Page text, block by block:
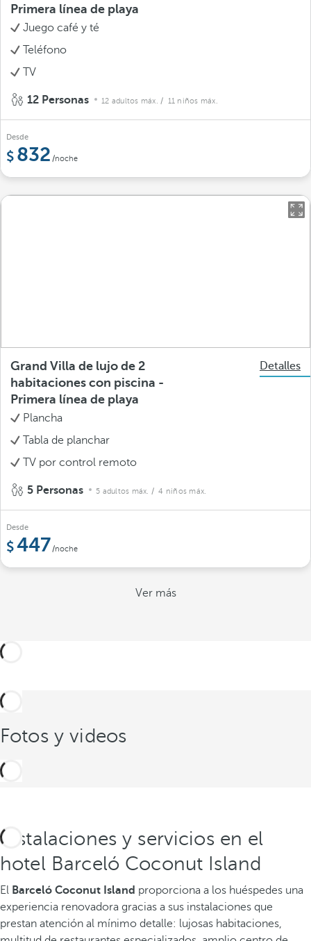
Primera línea de playa
Juego café y té
Teléfono
TV
12 Personas 12 adultos máx. / 11 niños máx.
Desde
832 /noche
Grand Villa de lujo de 2
habitaciones con piscina -
Primera línea de playa
Detalles
Plancha
Tabla de planchar
TV por control remoto
5 Personas 5 adultos máx. / 4 niños máx.
Desde
447 /noche
Ver más
Fotos y videos
Instalaciones y servicios en el
hotel Barceló Coconut Island
El Barceló Coconut Island proporciona a los huéspedes una
experiencia renovadora gracias a sus instalaciones que
prestan atención al mínimo detalle: lujosas habitaciones,